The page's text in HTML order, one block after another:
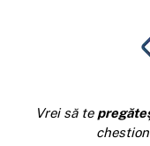
Vrei să te